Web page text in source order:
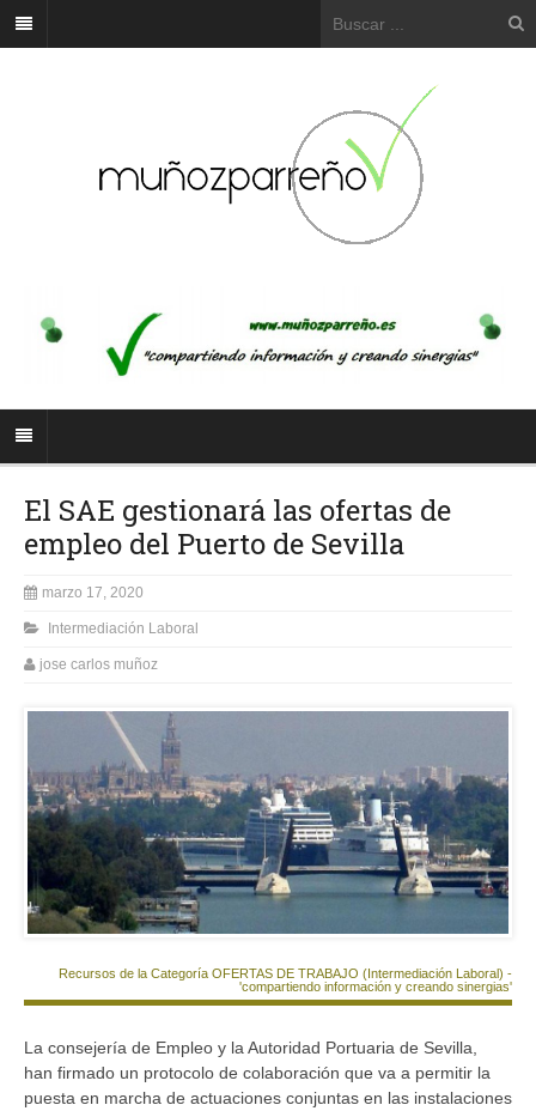
El SAE gestionará las ofertas de
empleo del Puerto de Sevilla
marzo 17, 2020
Intermediación Laboral
jose carlos muñoz
Recursos de la Categoría OFERTAS DE TRABAJO (Intermediación Laboral) -
'compartiendo información y creando sinergias'
La consejería de Empleo y la Autoridad Portuaria de Sevilla,
han firmado un protocolo de colaboración que va a permitir la
puesta en marcha de actuaciones conjuntas en las instalaciones